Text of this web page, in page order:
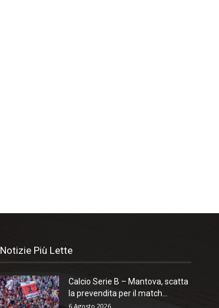
Notizie Più Lette
Calcio Serie B – Mantova, scatta
la prevendita per il match...
6 Agosto 2026